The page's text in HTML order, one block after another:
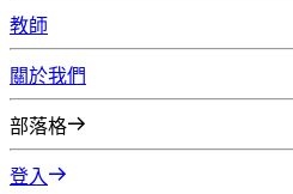
教師
關於我們
部落格
登入